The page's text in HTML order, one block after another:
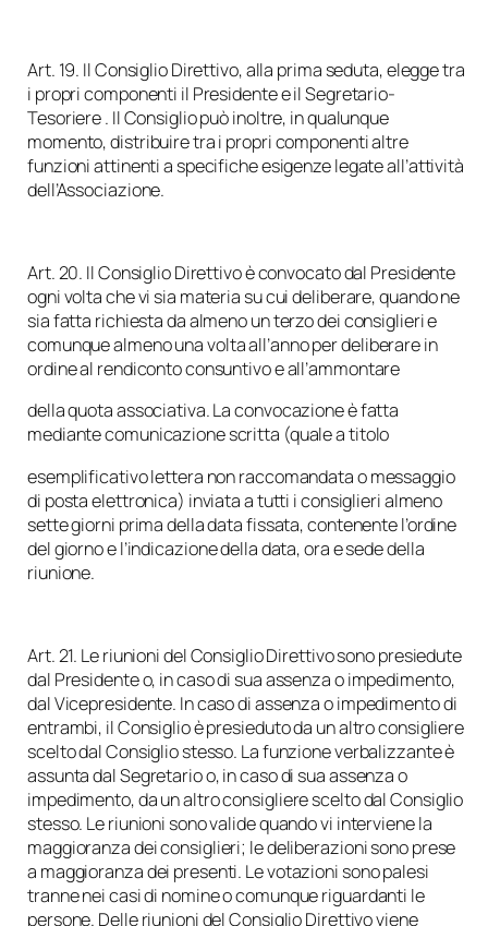
Art. 19. Il Consiglio Direttivo, alla prima seduta, elegge tra
i propri componenti il Presidente e il Segretario-
Tesoriere . Il Consiglio può inoltre, in qualunque
momento, distribuire tra i propri componenti altre
funzioni attinenti a specifiche esigenze legate all’attività
dell’Associazione.
Art. 20. Il Consiglio Direttivo è convocato dal Presidente
ogni volta che vi sia materia su cui deliberare, quando ne
sia fatta richiesta da almeno un terzo dei consiglieri e
comunque almeno una volta all’anno per deliberare in
ordine al rendiconto consuntivo e all’ammontare
della quota associativa. La convocazione è fatta
mediante comunicazione scritta (quale a titolo
esemplificativo lettera non raccomandata o messaggio
di posta elettronica) inviata a tutti i consiglieri almeno
sette giorni prima della data fissata, contenente l’ordine
del giorno e l’indicazione della data, ora e sede della
riunione.
Art. 21. Le riunioni del Consiglio Direttivo sono presiedute
dal Presidente o, in caso di sua assenza o impedimento,
dal Vicepresidente. In caso di assenza o impedimento di
entrambi, il Consiglio è presieduto da un altro consigliere
scelto dal Consiglio stesso. La funzione verbalizzante è
assunta dal Segretario o, in caso di sua assenza o
impedimento, da un altro consigliere scelto dal Consiglio
stesso. Le riunioni sono valide quando vi interviene la
maggioranza dei consiglieri; le deliberazioni sono prese
a maggioranza dei presenti. Le votazioni sono palesi
tranne nei casi di nomine o comunque riguardanti le
persone. Delle riunioni del Consiglio Direttivo viene